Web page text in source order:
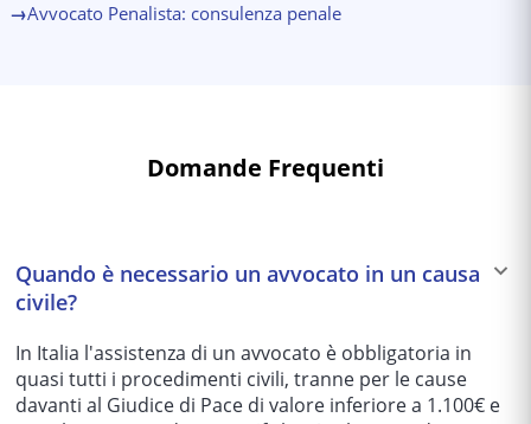
→Avvocato Penalista: consulenza penale
Domande Frequenti
Quando è necessario un avvocato in un causa
civile?
In Italia l'assistenza di un avvocato è obbligatoria in
quasi tutti i procedimenti civili, tranne per le cause
davanti al Giudice di Pace di valore inferiore a 1.100€ e